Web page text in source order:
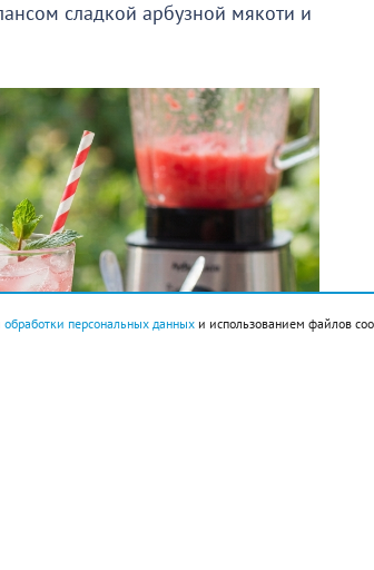
сладкой арбузной мякоти и
обработки персональных данныхи использованием файлов